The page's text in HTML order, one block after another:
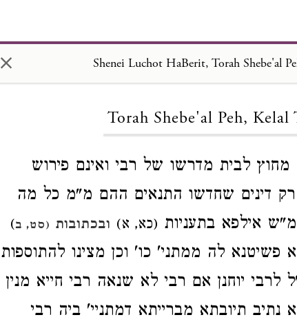
× Shenei Luchot HaBerit, Torah Shebe'al
Torah Shebe'al Peh, Kelal
לבית מדרשו של רבי ואינם פירוש
דינים שחדשו התנאים ההם מ"מ כל מה
אילפא בתעניות (כא, א) ובכתובות (סט, ב)
פשיטנא לה ממתני' כו' וכן מצינו להתוספות
יוחנן אם רבי לא שנאה רבי חייא מנין
נתיב תיובתא מברייתא דמתניי' ביה רבי